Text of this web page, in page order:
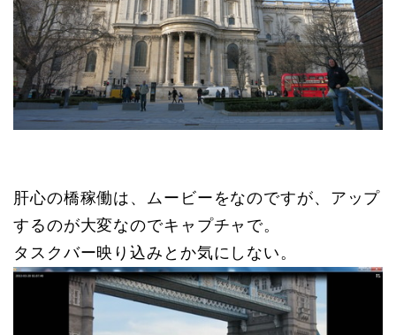
肝心の橋稼働は、 ムービーをなのですが、アップ
するのが大変なのでキャプチャで。
タスクバー映り込みとか気にしない。